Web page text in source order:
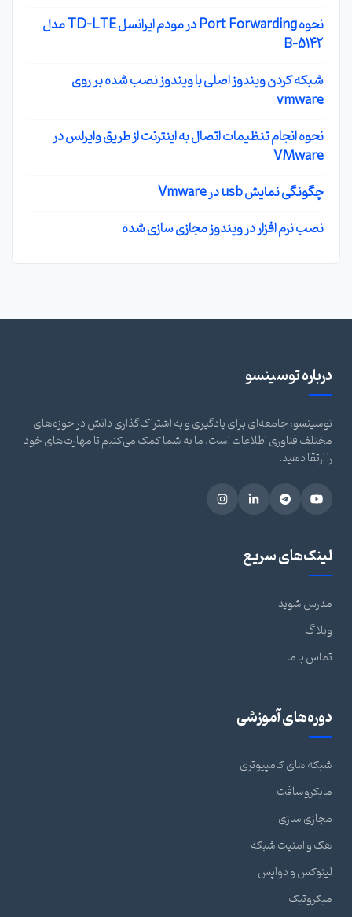
نحوه Port Forwarding در مودم ایرانسل TD-LTE مدل
B-5142
شبکه کردن ویندوز اصلی با ویندوز نصب شده بر روی
vmware
نحوه انجام تنظیمات اتصال به اینترنت از طریق وایرلس در
VMware
چگونگی نمایش usb در Vmware
نصب نرم افزار در ویندوز مجازی سازی شده
درباره توسینسو
توسینسو، جامعه‌ای برای یادگیری و به اشتراک‌گذاری دانش در حوزه‌های
مختلف فناوری اطلاعات است. ما به شما کمک می‌کنیم تا مهارت‌های خود
را ارتقا دهید.
لینک‌های سریع
مدرس شوید
وبلاگ
تماس با ما
دوره‌های آموزشی
شبکه های کامپیوتری
مایکروسافت
مجازی سازی
هک و امنیت شبکه
لینوکس و دواپس
میکروتیک